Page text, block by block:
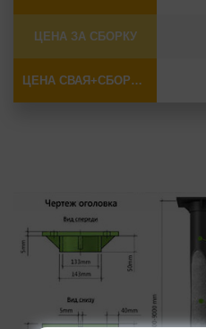
ЦЕНА ЗА СБОРКУ
ЦЕНА СВАЯ+СБОРКА (БЕЗ ОГОЛОВКА)